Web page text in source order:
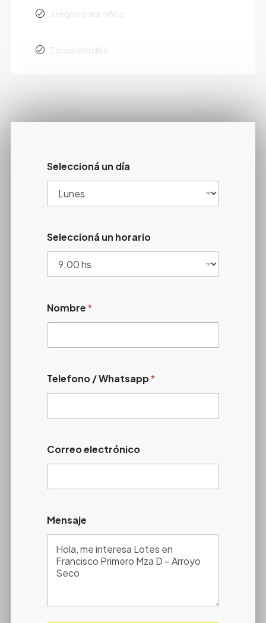
Juegos para niños
Zonas Verdes
Seleccioná un día
Seleccioná un horario
Nombre*
Telefono / Whatsapp*
Correo electrónico
Mensaje